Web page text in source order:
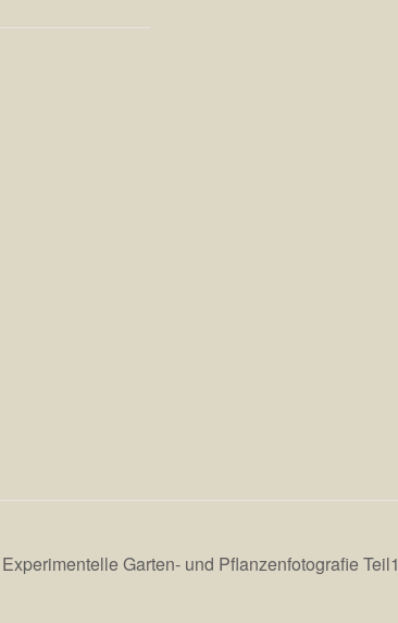
Experimentelle Garten- und Pflanzenfotografie Teil1